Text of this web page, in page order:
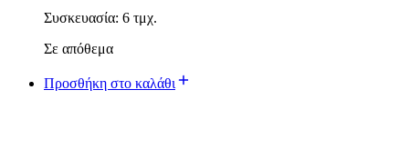
Συσκευασία: 6 τμχ.
Σε απόθεμα
Προσθήκη στο καλάθι